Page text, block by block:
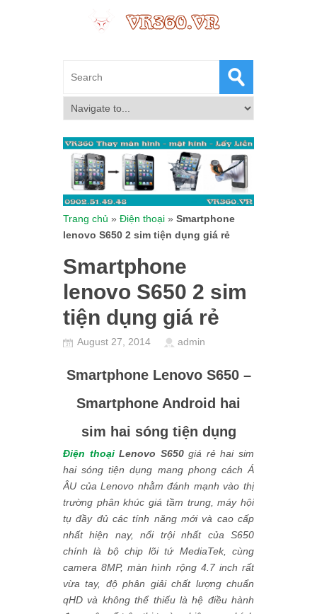
Trang chủ » Điện thoại » Smartphone
lenovo S650 2 sim tiện dụng giá rẻ
Smartphone
lenovo S650 2 sim
tiện dụng giá rẻ
August 27, 2014 admin
Smartphone Lenovo S650 –
Smartphone Android hai
sim hai sóng tiện dụng
Điện thoạiLenovo S650 giá rẻhai sim
hai sóng tiện dụng mang phong cách Á
ÂU của Lenovo nhằm đánh mạnh vào thị
trường phân khúc giá tầm trung, máy hội
tụ đầy đủ các tính năng mới và cao cấp
nhất hiện nay, nổi trội nhất của S650
chính là bộ chip lõi tứ MediaTek, cùng
camera 8MP, màn hình rộng 4.7 inch rất
vừa tay, độ phân giải chất lượng chuẩn
qHD và không thể thiếu là hệ điều hành